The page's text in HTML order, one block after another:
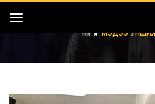
Toggle
НҮҮР МЭДЭЭ